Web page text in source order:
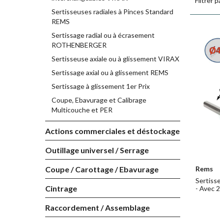
Sertisseuses radiales à Pinces Standard
REMS
Sertissage radial ou à écrasement
ROTHENBERGER
Sertisseuse axiale ou à glissement VIRAX
Sertissage axial ou à glissement REMS
Sertissage à glissement 1er Prix
Coupe, Ebavurage et Calibrage
Multicouche et PER
Actions commerciales et déstockage
Outillage universel / Serrage
Coupe / Carottage / Ebavurage
Cintrage
Raccordement / Assemblage
•
•
•
La
•
•
•
•
termes
Outre
Rems
- Avec